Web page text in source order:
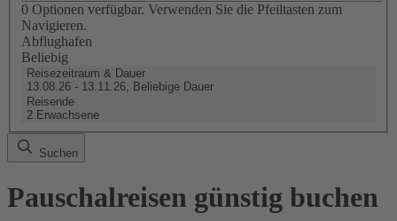
0 Optionen verfügbar. Verwenden Sie die Pfeiltasten zum
Navigieren.
Abflughafen
Beliebig
Reisezeitraum & Dauer
13.08.26 - 13.11.26, Beliebige Dauer
Reisende
2 Erwachsene
Suchen
Pauschalreisen günstig buchen